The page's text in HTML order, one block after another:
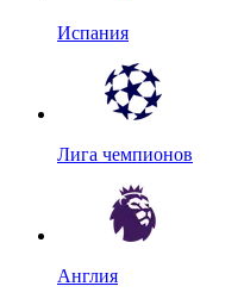
Испания
Лига чемпионов
Англия